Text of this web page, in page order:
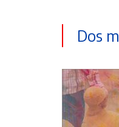
Dos